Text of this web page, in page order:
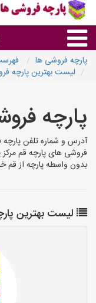
پارچه فروشی ها
لیست بهترین پارچه
پارچه
آدرس و شماره تلفن
فروشی های پارچه قم
بدون واسطه پارچه از قم
لیست بهترین